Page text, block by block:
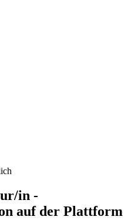
in -
auf der Plattform